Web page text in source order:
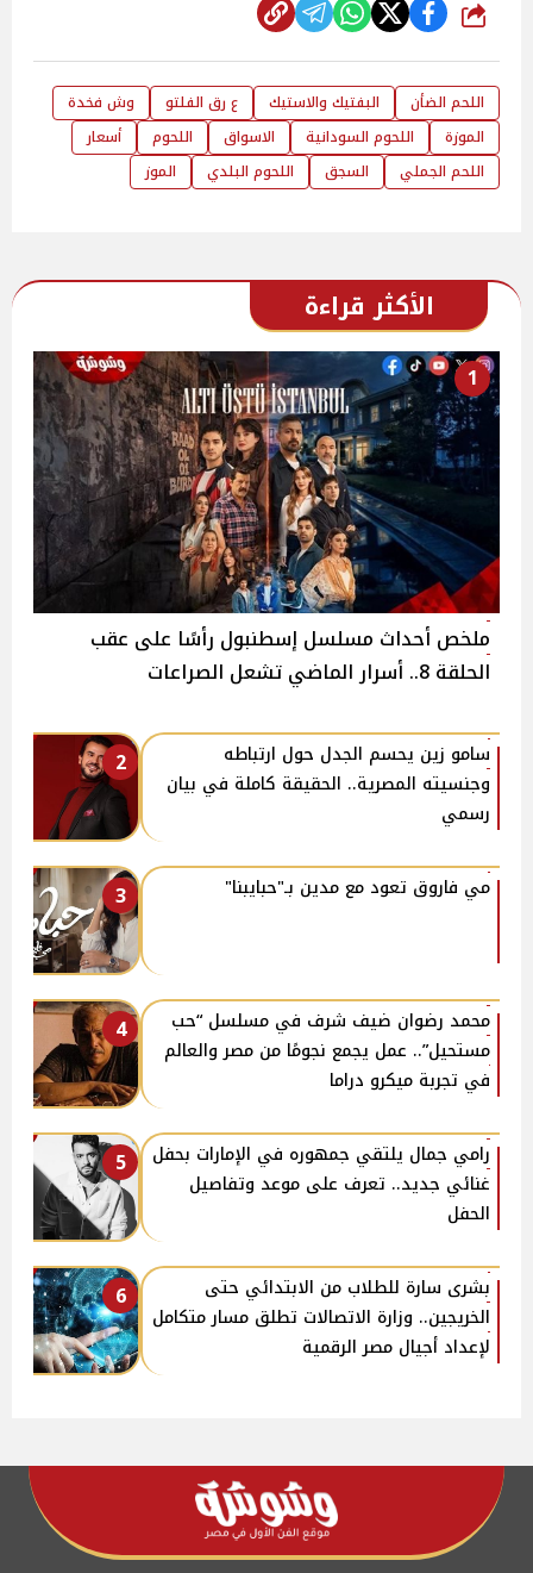
شارك
اللحم الضأن البفتيك والاستيك ع رق الفلتو
وش فخدة
الموزة
اللحوم السودانية الاسواق اللحوم
أسعار
اللحم الجملي
السجق اللحوم البلدي الموز
الأكثر قراءة
1
ملخص أحداث مسلسل إسطنبول رأسًا على عقب
الحلقة 8.. أسرار الماضي تشعل الصراعات
2
سامو زين يحسم الجدل حول ارتباطه
وجنسيته المصرية.. الحقيقة كاملة في بيان
رسمي
3 مي فاروق تعود مع مدين بـ"حبايبنا"
4
محمد رضوان ضيف شرف في مسلسل “حب
مستحيل”.. عمل يجمع نجومًا من مصر والعالم
في تجربة ميكرو دراما
5
رامي جمال يلتقي جمهوره في الإمارات بحفل
غنائي جديد.. تعرف على موعد وتفاصيل
الحفل
6
بشرى سارة للطلاب من الابتدائي حتى
الخريجين.. وزارة الاتصالات تطلق مسار متكامل
لإعداد أجيال مصر الرقمية